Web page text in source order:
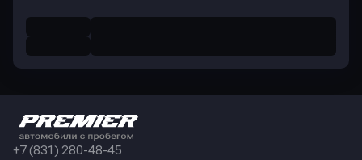
+7 (831) 280-48-45